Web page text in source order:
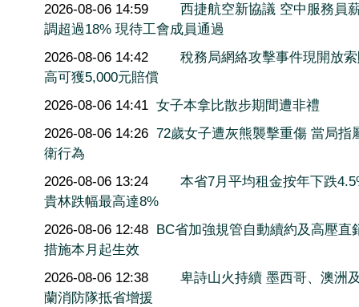
2026-08-06 14:59
西捷航空新協議 空中服務員
調超過18% 現待工會成員通過
2026-08-06 14:42
稅務局網絡攻擊事件現開放
高可獲5,000元賠償
2026-08-06 14:41 女子本拿比散步期間遭非禮
2026-08-06 14:26 72歲女子遭灰熊襲擊重傷 當局指
衛行為
2026-08-06 13:24
本省7月平均租金按年下跌
貴林跌幅最高達8%
2026-08-06 12:48 BC省加強規管自動續約及高壓直
措施本月起生效
2026-08-06 12:38
卑詩山火持續 墨西哥、澳洲
蘭消防隊抵省增援